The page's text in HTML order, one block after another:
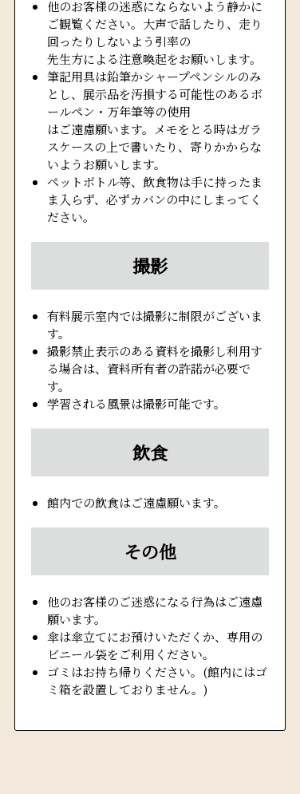
他のお客様の迷惑にならないよう静かに
ご観覧ください。大声で話したり、走り
回ったりしないよう引率の
先生方による注意喚起をお願いします。
筆記用具は鉛筆かシャープペンシルのみ
とし、展示品を汚損する可能性のあるボ
ールペン・万年筆等の使用
はご遠慮願います。メモをとる時はガラ
スケースの上で書いたり、寄りかからな
いようお願いします。
ペットボトル等、飲食物は手に持ったま
ま入らず、必ずカバンの中にしまってく
ださい。
撮影
有料展示室内では撮影に制限がございま
す。
撮影禁止表示のある資料を撮影し利用す
る場合は、資料所有者の許諾が必要で
す。
学習される風景は撮影可能です。
飲食
館内での飲食はご遠慮願います。
その他
他のお客様のご迷惑になる行為はご遠慮
願います。
傘は傘立てにお預けいただくか、専用の
ビニール袋をご利用ください。
ゴミはお持ち帰りください。(館内にはゴ
ミ箱を設置しておりません。)